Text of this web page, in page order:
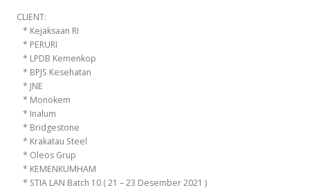
CLIENT:
* Kejaksaan RI
* PERURI
* LPDB Kemenkop
* BPJS Kesehatan
* JNE
* Monokem
* Inalum
* Bridgestone
* Krakatau Steel
* Oleos Grup
* KEMENKUMHAM
* STIA LAN Batch 10 ( 21 – 23 Desember 2021 )